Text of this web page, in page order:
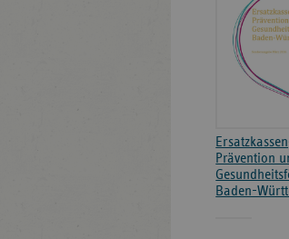
Prävention
Baden-